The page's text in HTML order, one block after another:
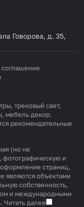
Говорова, д. 35,
соглашение
трековый свет,
мебель декор.
рекомендательные
(но не
фотографическую и
страниц,
являются объектами
собственность,
и международными
Читать далее